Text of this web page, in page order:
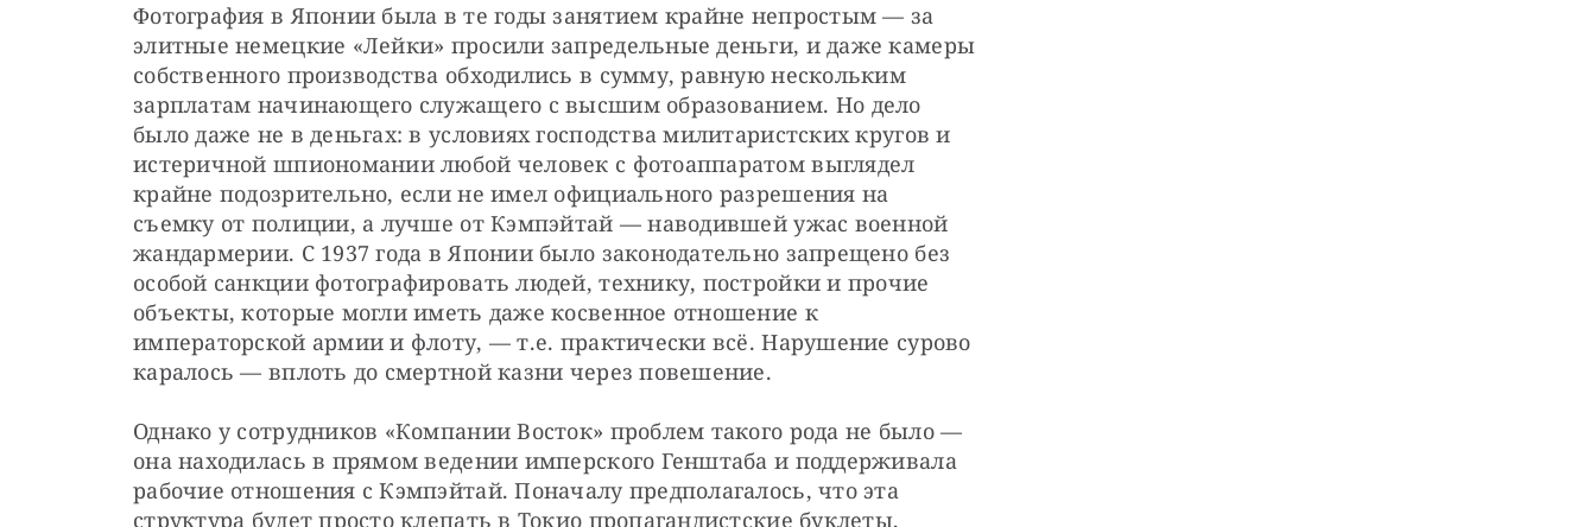
Фотография в Японии была в те годы занятием крайне непростым — за
элитные немецкие «Лейки» просили запредельные деньги, и даже камеры
собственного производства обходились в сумму, равную нескольким
зарплатам начинающего служащего с высшим образованием. Но дело
было даже не в деньгах: в условиях господства милитаристских кругов и
истеричной шпиономании любой человек с фотоаппаратом выглядел
крайне подозрительно, если не имел официального разрешения на
съемку от полиции, а лучше от Кэмпэйтай — наводившей ужас военной
жандармерии. С 1937 года в Японии было законодательно запрещено без
особой санкции фотографировать людей, технику, постройки и прочие
объекты, которые могли иметь даже косвенное отношение к
императорской армии и флоту, — т.е. практически всё. Нарушение сурово
каралось — вплоть до смертной казни через повешение.
Однако у сотрудников «Компании Восток» проблем такого рода не было —
она находилась в прямом ведении имперского Генштаба и поддерживала
рабочие отношения с Кэмпэйтай. Поначалу предполагалось, что эта
структура будет просто клепать в Токио пропагандистские буклеты,